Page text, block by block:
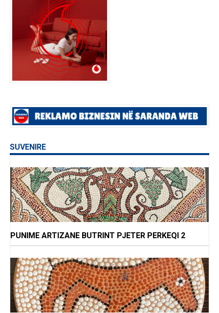
SUVENIRE
PUNIME ARTIZANE BUTRINT PJETER PERKEQI 2